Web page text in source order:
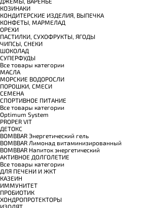
КОЗИНАКИ
КОНДИТЕРСКИЕ ИЗДЕЛИЯ, ВЫПЕЧКА
КОНФЕТЫ, МАРМЕЛАД
ОРЕХИ
ПАСТИЛКИ, СУХОФРУКТЫ, ЯГОДЫ
ЧИПСЫ, СНЕКИ
ШОКОЛАД
СУПЕРФУДЫ
Все товары категории
МАСЛА
МОРСКИЕ ВОДОРОСЛИ
ПОРОШКИ, СМЕСИ
СЕМЕНА
СПОРТИВНОЕ ПИТАНИЕ
Все товары категории
Optimum System
PROPER VIT
ДЕТОКС
BOMBBAR Энергетический гель
BOMBBAR Лимонад витаминизированный
BOMBBAR Напиток энергетический
АКТИВНОЕ ДОЛГОЛЕТИЕ
Все товары категории
ДЛЯ ПЕЧЕНИ И ЖКТ
КАЗЕИН
ИММУНИТЕТ
ПРОБИОТИК
ХОНДРОПРОТЕКТОРЫ
ИЗОЛЯТ